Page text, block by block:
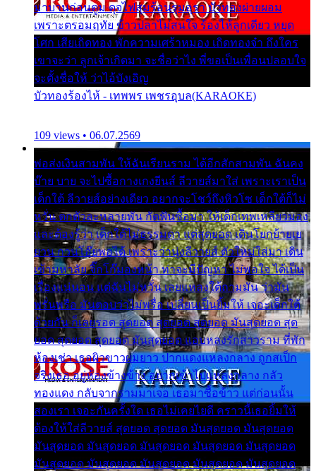
มาบานก่อนตูม ดุจไฟสุมร้อนรุมอุรา บัวทองผ่ายผอม
เพราะตรอมฤทัย ข้าวปลาไม่สนใจ ร้องไห้ลูกเดียว หยุด
โศก เสียเถิดทอง พักความเศร้าหมอง เถิดทองจ๋า ถึงใคร
เขาจะว่า ลูกเจ้าเกิดมา จะชื่อว่าไง พี่ขอเป็นเพื่อนปลอบใจ
จะตั้งชื่อให้ ว่าไอ้บังเอิญ
บัวทองร้องไห้ - เทพพร เพชรอุบล(KARAOKE)
109 views • 06.07.2569
พ่อส่งเงินสามพัน ให้ฉันเรียนราม ได้อีกสักสามพัน ฉันคง
บ๊าย บาย จะไปซื้อกางเกงยีนส์ ลีวายส์มาใส่ เพราะเราเป็น
เด็กใต้ ลีวายส์อย่างเดียว อยากจะโชว์ถึงหิวโซ เด็กใต้ก็ไม่
หวั่น ตกตัวละหลายพัน กัดฟันซื้อมา ให้เด็กเทพเหลียวมอง
และต้องรู้ว่า เด็กใต้ไม่ธรรมดา แต่สุดยอด เดินโยกย้ายเย
ยวน กวนโอ๊ยพอได้ เพราะว่านุ่งลีวายส์ ตัวใหม่ใส่มา เดิน
เข้ามหาลัย จิ๊กโก๊มองหน้า ท่าจะมีปัญหา ไม่พอใจ ได้เป็น
เรื่องแน่นอน แต่ฉันไม่หวั่น เลยแหลงใต้ถามมัน ว่ามัน
พรั่นพรือ มันตอบว่าไม่พรื่อ เปลี่ยนเป็นยิ้มให้ เจอะเด็กใต้
ด้วยกัน ก็เลยรอด สุดยอด สุดยอด สุดยอด มันสุดยอด สุด
ยอด สุดยอด สุดยอด มันสุดยอด แอบหลงรักสาวราม ที่พัก
ห้องเช่า เธอผิวขาวผมยาว ปากแดงแหลงกลาง ถูกสเป็ก
จริงเธอ อยู่ห้องข้างข้าง อยากเข้าไปแหลงกลาง กลัว
ทองแดง กลับจากรามมาเจอ เธอมาซื้อข้าว แต่ก่อนนั้น
สองเรา เจอะกันครั้งใด เธอไม่เคยไยดี คราวนี้เธอยิ้มให้
ต้องให้ใส่ลีวายส์ สุดยอด สุดยอด มันสุดยอด มันสุดยอด
มันสุดยอด มันสุดยอด มันสุดยอด มันสุดยอด มันสุดยอด
มันสุดยอด มันสุดยอด มันสุดยอด มันสุดยอด มันสุดยอด